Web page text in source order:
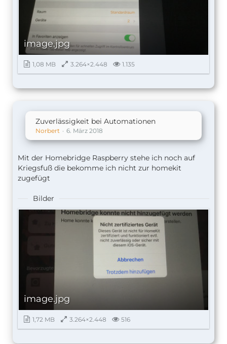
image.jpg
1,08 MB 3.264×2.448 1.135
Zuverlässigkeit bei Automationen
Norbert 6. März 2018
Mit der Homebridge Raspberry stehe ich noch auf
Kriegsfuß die bekomme ich nicht zur homekit
zugefügt
Bilder
image.jpg
1,72 MB 3.264×2.448 516